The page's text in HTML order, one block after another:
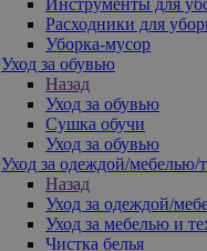
Расходники для
Уборка-мусор
Уход за обувью
Назад
Уход за обувью
Сушка обучи
Уход за обувью
Уход за одеждой/мебелью/
Назад
Уход за одеждой/
Уход за мебелью и
Чистка белья